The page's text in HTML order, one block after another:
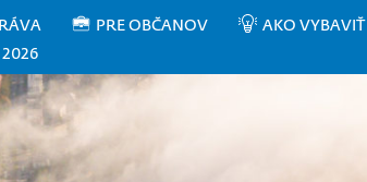
PRE OBČANOV AKO VYBAVIŤ
2026